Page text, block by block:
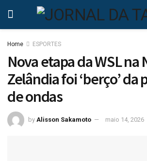
Home ESPORTES
Nova etapa da WSL na
Zelândia foi ‘berço’ da
de ondas
by Alisson Sakamoto maio 14, 2026